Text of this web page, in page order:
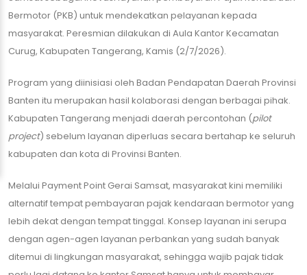
Bermotor (PKB) untuk mendekatkan pelayanan kepada
masyarakat. Peresmian dilakukan di Aula Kantor Kecamatan
Curug, Kabupaten Tangerang, Kamis (2/7/2026).
Program yang diinisiasi oleh Badan Pendapatan Daerah Provinsi
Banten itu merupakan hasil kolaborasi dengan berbagai pihak.
Kabupaten Tangerang menjadi daerah percontohan (pilot
project) sebelum layanan diperluas secara bertahap ke seluruh
kabupaten dan kota di Provinsi Banten.
Melalui Payment Point Gerai Samsat, masyarakat kini memiliki
alternatif tempat pembayaran pajak kendaraan bermotor yang
lebih dekat dengan tempat tinggal. Konsep layanan ini serupa
dengan agen-agen layanan perbankan yang sudah banyak
ditemui di lingkungan masyarakat, sehingga wajib pajak tidak